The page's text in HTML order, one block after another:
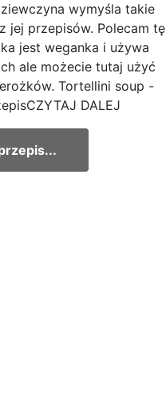
wymyśla takie
jej przepisów. Polecam tę
jest weganka i używa
ale możecie tutaj użyć
Tortellini soup -
DALEJ